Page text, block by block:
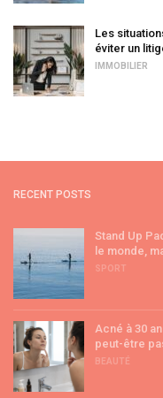
Les
éviter un
IMMOBILIER
RECENT POSTS
Stand Up
le monde,
SPORT
Acné à 30
peut-être
BEAUTÉ